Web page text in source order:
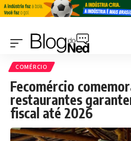
COMÉRCIO
Fecomércio
restaurantes
fiscal até 2026